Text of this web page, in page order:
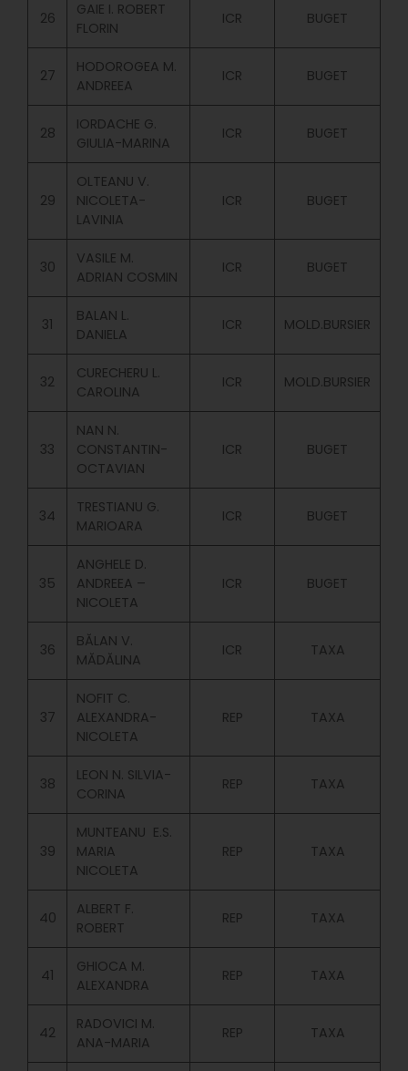
26
GAIE I. ROBERT
FLORIN
ICR BUGET
27
HODOROGEA M.
ANDREEA
ICR BUGET
28
IORDACHE G.
GIULIA-MARINA
ICR BUGET
29
OLTEANU V.
NICOLETA-
LAVINIA
ICR BUGET
30
VASILE M.
ADRIAN COSMIN
ICR BUGET
31
BALAN L.
DANIELA
ICR MOLD.BURSIER
32
CURECHERU L.
CAROLINA
ICR MOLD.BURSIER
33
NAN N.
CONSTANTIN-
OCTAVIAN
ICR BUGET
34
TRESTIANU G.
MARIOARA
ICR BUGET
35
ANGHELE D.
ANDREEA –
NICOLETA
ICR BUGET
36
BĂLAN V.
MĂDĂLINA
ICR TAXA
37
NOFIT C.
ALEXANDRA-
NICOLETA
REP TAXA
38
LEON N. SILVIA-
CORINA
REP TAXA
39
MUNTEANU E.S.
MARIA
NICOLETA
REP TAXA
40
ALBERT F.
ROBERT
REP TAXA
41
GHIOCA M.
ALEXANDRA
REP TAXA
42
RADOVICI M.
ANA-MARIA
REP TAXA